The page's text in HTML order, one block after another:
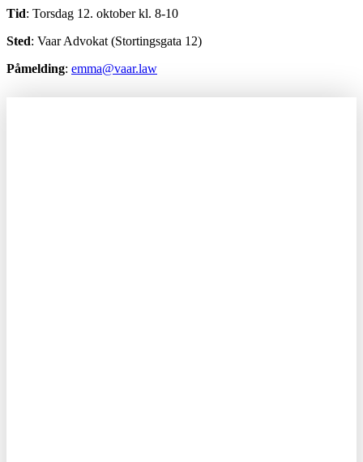
Tid: Torsdag 12. oktober kl. 8-10
Sted: Vaar Advokat (Stortingsgata 12)
Påmelding: emma@vaar.law